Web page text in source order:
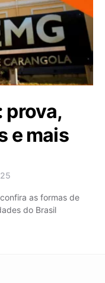
prova,
e mais
as formas de
do Brasil